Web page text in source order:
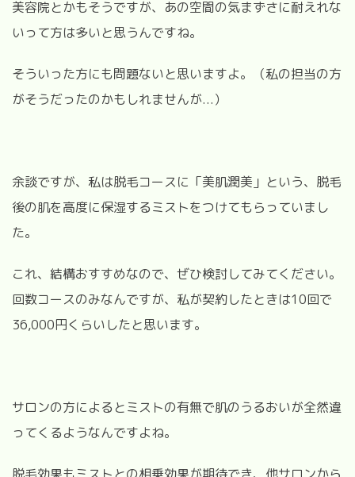
美容院とかもそうですが、あの空間の気まずさに耐えれな
いって方は多いと思うんですね。
そういった方にも問題ないと思いますよ。（私の担当の方
がそうだったのかもしれませんが...）
余談ですが、私は脱毛コースに「美肌潤美」という、脱毛
後の肌を高度に保湿するミストをつけてもらっていまし
た。
これ、結構おすすめなので、ぜひ検討してみてください。
回数コースのみなんですが、私が契約したときは10回で
36,000円くらいしたと思います。
サロンの方によるとミストの有無で肌のうるおいが全然違
ってくるようなんですよね。
脱毛効果もミストとの相乗効果が期待でき、他サロンから